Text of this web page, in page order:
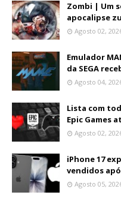
Zombi | Um
apocalipse
Agosto 02,
Emulador
da SEGA
Agosto 04,
Lista com
Epic Games
Agosto 02,
iPhone 17
vendidos
Agosto 05,